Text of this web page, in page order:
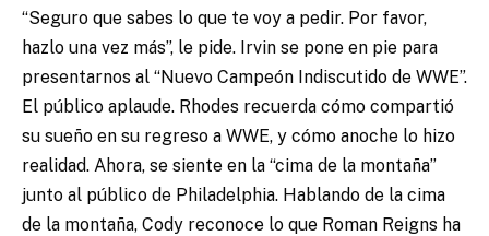
“Seguro que sabes lo que te voy a pedir. Por favor,
hazlo una vez más”, le pide. Irvin se pone en pie para
presentarnos al “Nuevo Campeón Indiscutido de WWE”.
El público aplaude. Rhodes recuerda cómo compartió
su sueño en su regreso a WWE, y cómo anoche lo hizo
realidad. Ahora, se siente en la “cima de la montaña”
junto al público de Philadelphia. Hablando de la cima
de la montaña, Cody reconoce lo que Roman Reigns ha